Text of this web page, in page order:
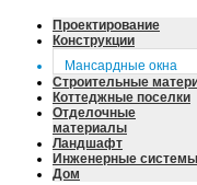
Проектирование
Конструкции
Мансардные окна
Строительные
Коттеджные поселки
Отделочные
материалы
Ландшафт
Инженерные системы
Дом